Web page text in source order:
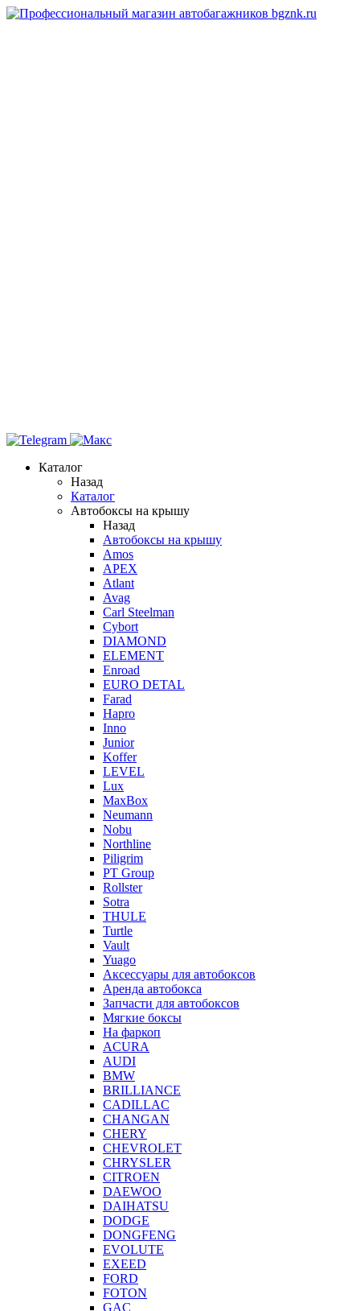
Каталог
Назад
Каталог
Автобоксы на крышу
Назад
Автобоксы на крышу
Amos
APEX
Atlant
Avag
Carl Steelman
Cybort
DIAMOND
ELEMENT
Enroad
EURO DETAL
Farad
Hapro
Inno
Junior
Koffer
LEVEL
Lux
MaxBox
Neumann
Nobu
Northline
Piligrim
PT Group
Rollster
Sotra
THULE
Turtle
Vault
Yuago
Аксессуары для автобоксов
Аренда автобокса
Запчасти для автобоксов
Мягкие боксы
На фаркоп
ACURA
AUDI
BMW
BRILLIANCE
CADILLAC
CHANGAN
CHERY
CHEVROLET
CHRYSLER
CITROEN
DAEWOO
DAIHATSU
DODGE
DONGFENG
EVOLUTE
EXEED
FORD
FOTON
GAC